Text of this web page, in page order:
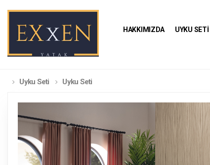
HAKKIMIZDA UYKU SETİ
Uyku Seti Uyku Seti